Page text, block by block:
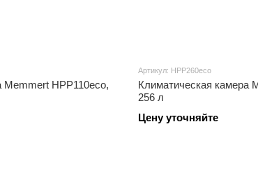
Memmert HPP110eco,
Артикул: HPP260eco
Климатическая камера
256 л
Цену уточняйте